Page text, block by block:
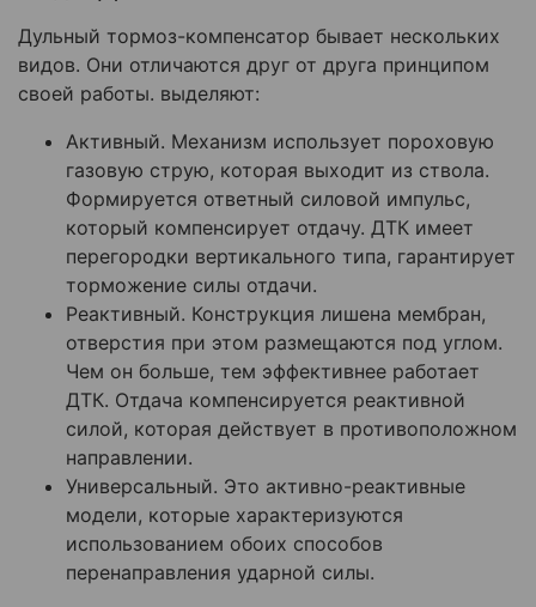
Дульный тормоз-компенсатор бывает нескольких
видов. Они отличаются друг от друга принципом
своей работы. выделяют:
Активный. Механизм использует пороховую
газовую струю, которая выходит из ствола.
Формируется ответный силовой импульс,
который компенсирует отдачу. ДТК имеет
перегородки вертикального типа, гарантирует
торможение силы отдачи.
Реактивный. Конструкция лишена мембран,
отверстия при этом размещаются под углом.
Чем он больше, тем эффективнее работает
ДТК. Отдача компенсируется реактивной
силой, которая действует в противоположном
направлении.
Универсальный. Это активно-реактивные
модели, которые характеризуются
использованием обоих способов
перенаправления ударной силы.